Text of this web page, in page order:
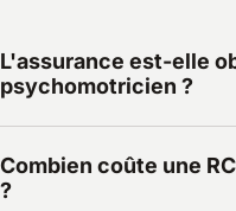
L'assurance est-elle
psychomotricien ?
de la santé publique
exerçant à titre libéral,
Combien coûte une
?